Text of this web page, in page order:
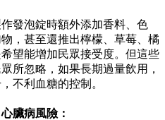
發泡錠時額外添加香料、色
，甚至還推出檸檬、草莓、橘
望能增加民眾接受度。但這些
所忽略，如果長期過量飲用，
不利血糖的控制。
臟病風險：